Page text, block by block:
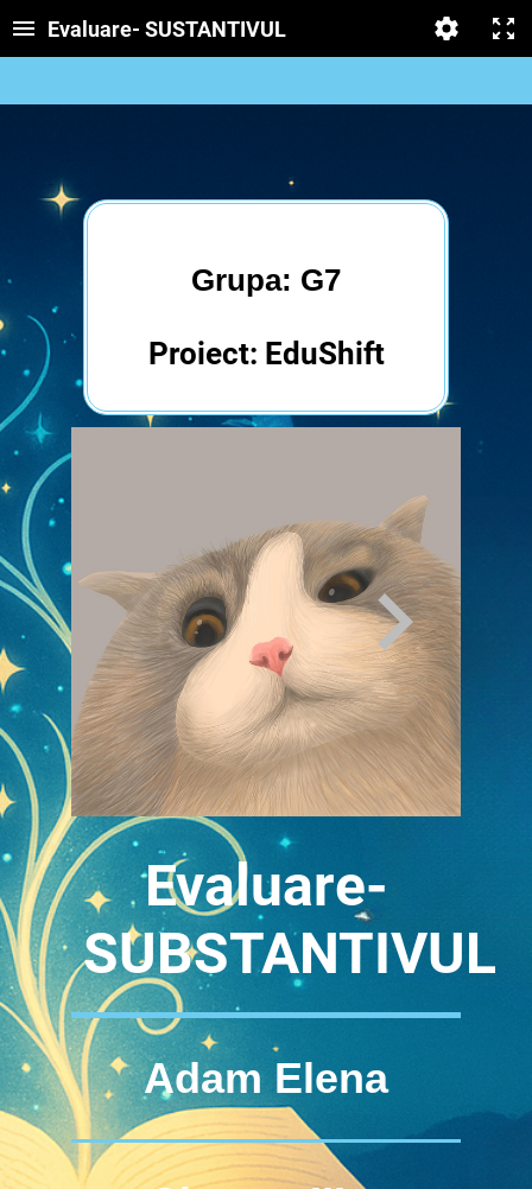
Evaluare- SUSTANTIVUL
Grupa: G7
Proiect: EduShift
Evaluare-
SUBSTANTIVUL
Adam Elena